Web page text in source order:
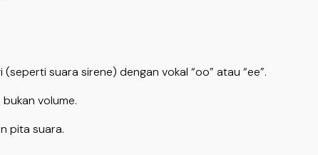
suara sirene) dengan vokal “oo” atau “ee”.
bukan volume.
pita suara.